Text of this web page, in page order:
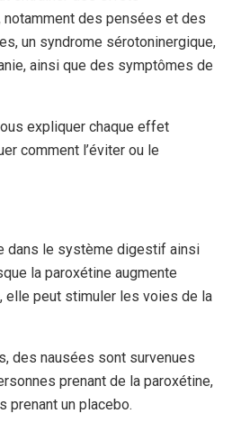
des pensées et des
un syndrome sérotoninergique,
ainsi que des symptômes de
expliquer chaque effet
comment l’éviter ou le
dans le système digestif ainsi
la paroxétine augmente
elle peut stimuler les voies de la
des nausées sont survenues
prenant de la paroxétine,
prenant un placebo.